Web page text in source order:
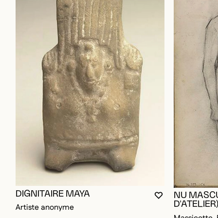
VOUS DEVEZ
FERMER LA
OUVRIR LA
DIGNITAIRE MAYA
Artiste anonyme
NU
D'ATELIER)
Massicotte,